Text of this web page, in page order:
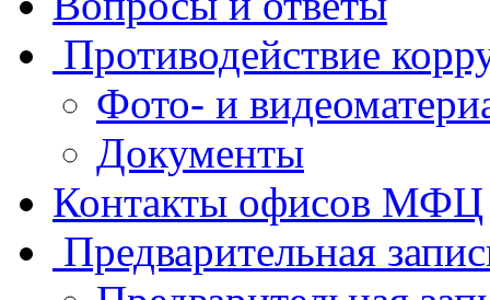
Противодействие
Фото- и
Документы
Контакты офисов МФЦ
Предварительная